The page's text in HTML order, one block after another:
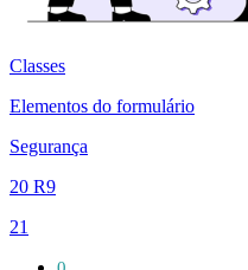
Classes
Elementos do formulário
Segurança
20 R9
21